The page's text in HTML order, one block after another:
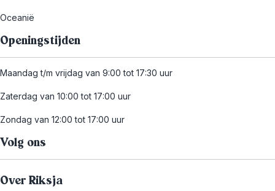
Oceanië
Openingstijden
Maandag t/m vrijdag van 9:00 tot 17:30 uur
Zaterdag van 10:00 tot 17:00 uur
Zondag van 12:00 tot 17:00 uur
Volg ons
Over Riksja